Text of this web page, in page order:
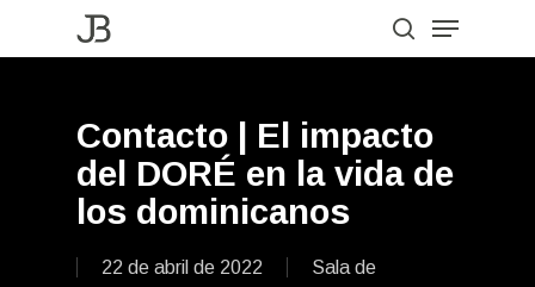
to
search
Menu
Contacto | El impacto
del DORÉ en la vida de
los dominicanos
22 de abril de 2022
Sala de